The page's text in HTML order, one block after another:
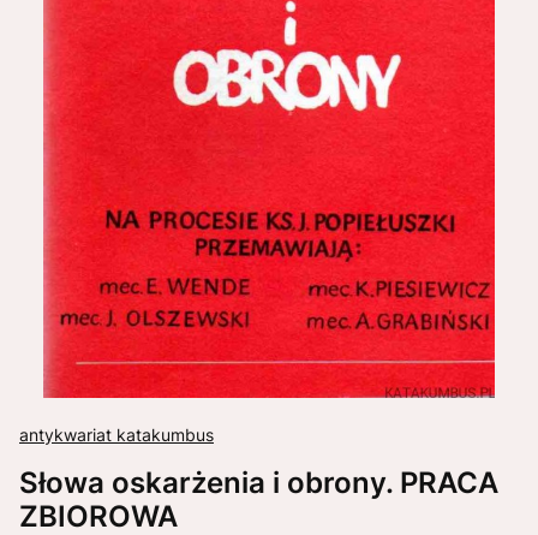
antykwariat katakumbus
Słowa oskarżenia i obrony. PRACA
ZBIOROWA